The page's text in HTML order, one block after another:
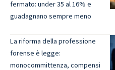
fermato: under 35 al 16% e
guadagnano sempre meno
La riforma della professione
forense è legge:
monocommittenza, compensi